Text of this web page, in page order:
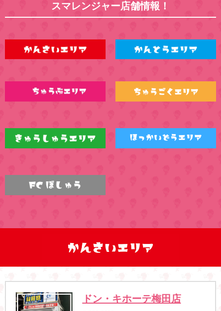
スマレンジャー店舗情報！
ドン・キホーテ梅田店